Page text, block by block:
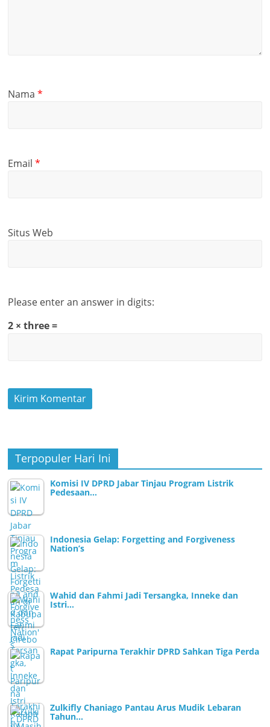
Nama*
Email*
Situs Web
Please enter an answer in digits:
2 × three =
Terpopuler Hari Ini
Komisi IV DPRD Jabar Tinjau Program Listrik
Pedesaan…
Indonesia Gelap: Forgetting and Forgiveness
Nation’s
Wahid dan Fahmi Jadi Tersangka, Inneke dan
Istri…
Rapat Paripurna Terakhir DPRD Sahkan Tiga Perda
Zulkifly Chaniago Pantau Arus Mudik Lebaran
Tahun…